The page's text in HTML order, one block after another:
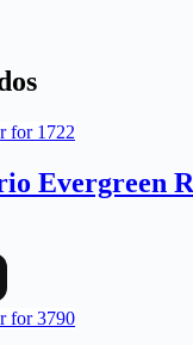
Evergreen